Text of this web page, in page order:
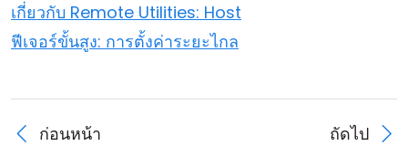
เกี่ยวกับ Remote Utilities: Host
ฟีเจอร์ขั้นสูง: การตั้งค่าระยะไกล
ก่อนหน้า
ถัดไป